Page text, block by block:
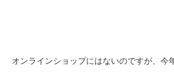
オンラインショップにはないのですが、今